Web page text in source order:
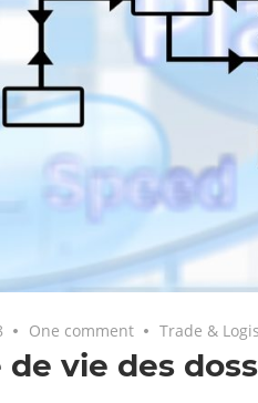
One comment Trade &
de vie des